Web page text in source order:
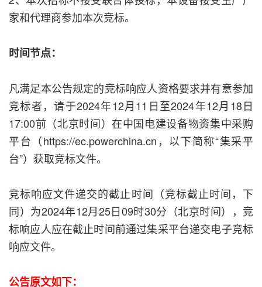
家和代理商参加本次竞标。
时间节点：
凡满足本公告规定的竞标响应人资格要求并有意参加
竞标者，请于2024年12月11日至2024年12月18日
17:00前（北京时间）在中国电建设备物资集中采购
平台（https://ec.powerchina.cn，以下简称“集采平
台”）获取竞标文件。
竞标响应文件递交的截止时间（竞标截止时间，下
同）为2024年12月25日09时30分（北京时间），竞
标响应人应在截止时间前通过集采平台递交电子竞标
响应文件。
公告原文如下：